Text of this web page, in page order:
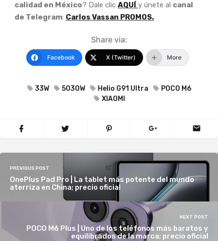
calidad en México? Dale clic AQUÍ y únete al canal
de Telegram: Carlos Vassan PROMOS.
Share via:
Facebook X (Twitter) More
33W 5030W Helio G91 Ultra
POCO M6
XIAOMI
PREVIOUS POST
OnePlus Pad Pro | La tablet más potente del mundo
aterriza en China; precio oficial
NEXT POST
POCO M6 Plus | Uno de los teléfonos más baratos y
equilibrados de la marca; precio oficial